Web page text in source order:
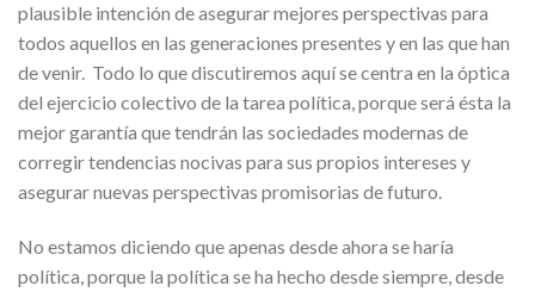
plausible intención de asegurar mejores perspectivas para
todos aquellos en las generaciones presentes y en las que han
de venir. Todo lo que discutiremos aquí se centra en la óptica
del ejercicio colectivo de la tarea política, porque será ésta la
mejor garantía que tendrán las sociedades modernas de
corregir tendencias nocivas para sus propios intereses y
asegurar nuevas perspectivas promisorias de futuro.
No estamos diciendo que apenas desde ahora se haría
política, porque la política se ha hecho desde siempre, desde